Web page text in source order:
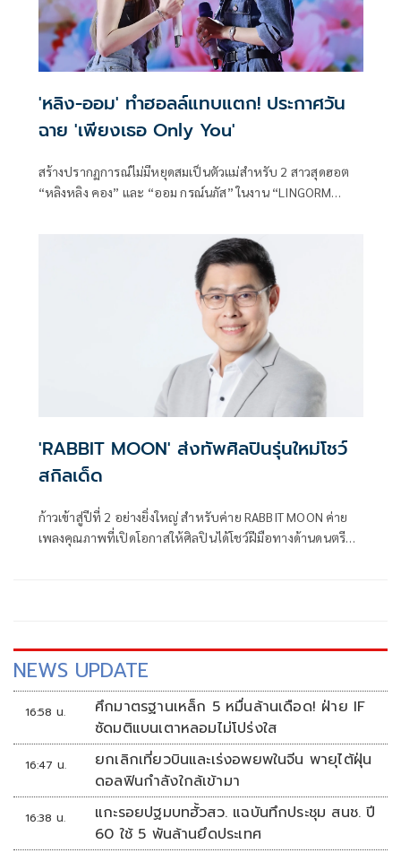
'หลิง-ออม' ทำฮอลล์แทบแตก! ประกาศวัน
ฉาย 'เพียงเธอ Only You'
สร้างปรากฏการณ์ไม่มีหยุดสมเป็นตัวแม่สำหรับ 2 สาวสุดฮอต
“หลิงหลิง คอง” และ “ออม กรณ์นภัส” ในงาน “LINGORM
MCC Hall, The Mall Lifestore งามวงศ์วาน ที่ชวนเจ้าความรัก
มาร่วมเบิร์ดเดย์และสร้างความทรงจำสุดพิเศษ เนื่องในวันคล้าย
'RABBIT MOON' ส่งทัพศิลปินรุ่นใหม่โชว์
สกิลเด็ด
ก้าวเข้าสู่ปีที่ 2 อย่างยิ่งใหญ่ สำหรับค่าย RABBIT MOON ค่าย
เพลงคุณภาพที่เปิดโอกาสให้ศิลปินได้โชว์ฝีมือทางด้านดนตรีกัน
เลเวลอัพสู่เวทีสากล
NEWS UPDATE
16:58 น.
ศึกมาตรฐานเหล็ก 5 หมื่นล้านเดือด! ฝ่าย IF
ซัดมติแบนเตาหลอมไม่โปร่งใส
16:47 น.
ยกเลิกเที่ยวบินและเร่งอพยพในจีน พายุไต้ฝุ่น
ดอลฟินกำลังใกล้เข้ามา
16:38 น.
แกะรอยปฐมบทฮั้วสว. แฉบันทึกประชุม สนช. ปี
60 ใช้ 5 พันล้านยึดประเทศ